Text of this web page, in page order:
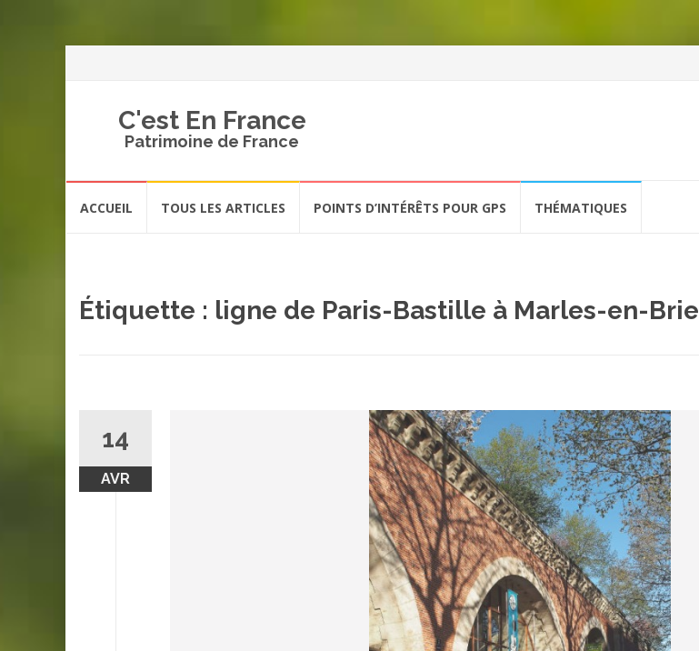
C'est En France
Patrimoine de France
ACCUEIL TOUS LES ARTICLES POINTS D’INTÉRÊTS POUR GPS THÉMATIQUES
Étiquette : ligne de Paris-Bastille à Marles-en-Brie
14
AVR